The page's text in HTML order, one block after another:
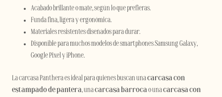
Acabado brillante o mate, según lo que prefieras.
Funda fina, ligera y ergonómica.
Materiales resistentes diseñados para durar.
Disponible para muchos modelos de smartphones Samsung Galaxy,
Google Pixel y iPhone.
La carcasa Panthera es ideal para quienes buscan unacarcasa con
estampado de pantera, unacarcasa barroca o unacarcasa con